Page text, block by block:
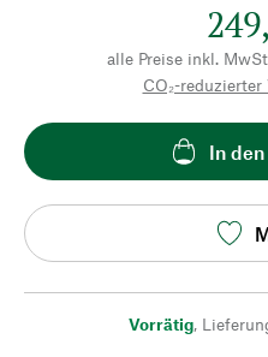
alle Preise inkl.
CO₂-reduzierter
In
Vorrätig,